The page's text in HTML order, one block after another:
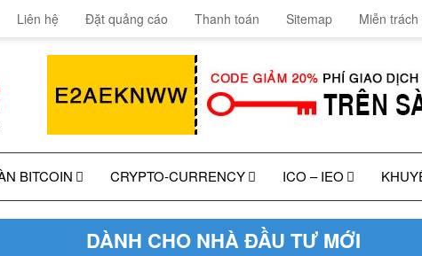
Liên hệ Đặt quảng cáo Thanh toán Sitemap Miễn trách
BITCOIN CRYPTO-CURRENCY ICO – IEO
DÀNH CHO NHÀ ĐẦU TƯ MỚI